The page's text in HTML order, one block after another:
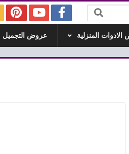
المنزلية عروض التجميل